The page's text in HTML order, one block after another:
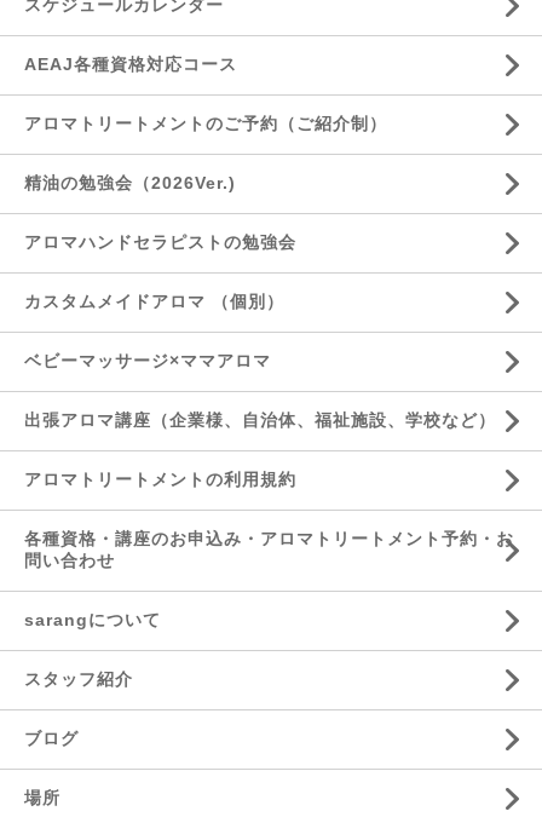
スケジュールカレンダー
AEAJ各種資格対応コース
アロマトリートメントのご予約（ご紹介制）
精油の勉強会（2026Ver.)
アロマハンドセラピストの勉強会
カスタムメイドアロマ （個別）
ベビーマッサージ×ママアロマ
出張アロマ講座（企業様、自治体、福祉施設、学校など）
アロマトリートメントの利用規約
各種資格・講座のお申込み・アロマトリートメント予約・お
問い合わせ
sarangについて
スタッフ紹介
ブログ
場所